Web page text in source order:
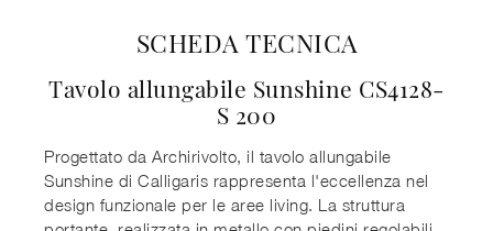
SCHEDA TECNICA
Tavolo allungabile Sunshine CS4128-
S 200
Progettato da Archirivolto, il tavolo allungabile
Sunshine di Calligaris rappresenta l'eccellenza nel
design funzionale per le aree living. La struttura